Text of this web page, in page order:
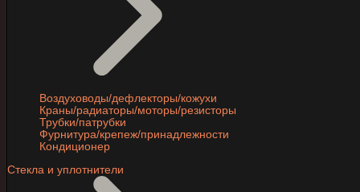
Воздуховоды/дефлекторы/кожухи
Краны/радиаторы/моторы/резисторы
Трубки/патрубки
Фурнитура/крепеж/принадлежности
Кондиционер
Стекла и уплотнители